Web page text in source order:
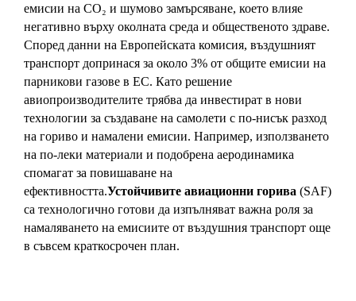
емисии на CO₂ и шумово замърсяване, което влияе
негативно върху околната среда и общественото здраве.
Според данни на Европейската комисия, въздушният
транспорт допринася за около 3% от общите емисии на
парникови газове в ЕС. Като решение
авиопроизводителите трябва да инвестират в нови
технологии за създаване на самолети с по-нисък разход
на гориво и намалени емисии. Например, използването
на по-леки материали и подобрена аеродинамика
спомагат за повишаване на
ефективността.Устойчивите авиационни горива (SAF)
са технологично готови да изпълняват важна роля за
намаляването на емисиите от въздушния транспорт още
в съвсем краткосрочен план.